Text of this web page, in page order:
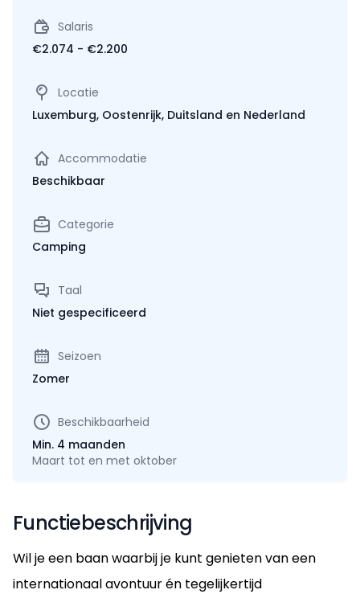
Salaris
€2.074 - €2.200
Locatie
Luxemburg, Oostenrijk, Duitsland en Nederland
Accommodatie
Beschikbaar
Categorie
Camping
Taal
Niet gespecificeerd
Seizoen
Zomer
Beschikbaarheid
Min. 4 maanden
Maart tot en met oktober
Functiebeschrijving
Wil je een baan waarbij je kunt genieten van een
internationaal avontuur én tegelijkertijd